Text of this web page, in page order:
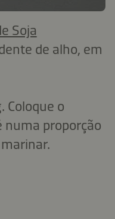
Soja
de alho, em
Coloque o
numa proporção